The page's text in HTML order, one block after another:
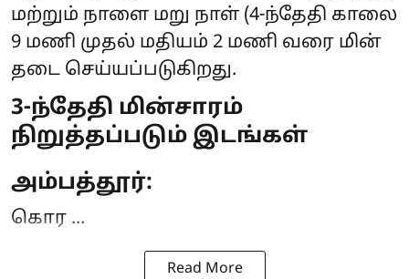
மற்றும் நாளை மறு நாள் (4-ந்தேதி காலை
9 மணி முதல் மதியம் 2 மணி வரை மின்
தடை செய்யப்படுகிறது.
3-ந்தேதி மின்சாரம்
நிறுத்தப்படும் இடங்கள்
அம்பத்தூர்:
கொர ...
Read More